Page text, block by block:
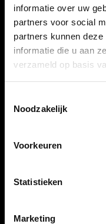
informatie over uw
partners voor social
partners kunnen
informatie die u aan
verzameld op basis
Noodzakelijk
Voorkeuren
Statistieken
Marketing
Producttype:
Dart shafts
Shaft kleur:Oranje